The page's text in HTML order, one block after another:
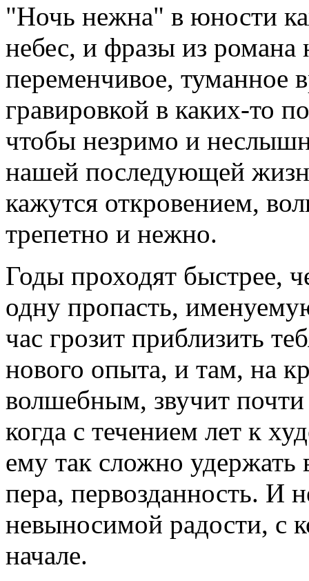
"Ночь нежна" в юности
небес, и фразы из романа
переменчивое, туманное
гравировкой в каких-то
чтобы незримо и
нашей последующей
кажутся откровением,
трепетно и нежно.
Годы проходят быстрее,
одну пропасть,
час грозит приблизить
нового опыта, и там, на
волшебным, звучит
когда с течением лет к
ему так сложно удержать
пера, первозданность. И
невыносимой радости, с
начале.